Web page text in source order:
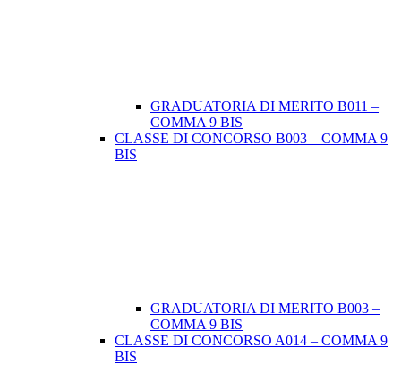
GRADUATORIA DI MERITO B011 –
COMMA 9 BIS
CLASSE DI CONCORSO B003 – COMMA 9
BIS
GRADUATORIA DI MERITO B003 –
COMMA 9 BIS
CLASSE DI CONCORSO A014 – COMMA 9
BIS